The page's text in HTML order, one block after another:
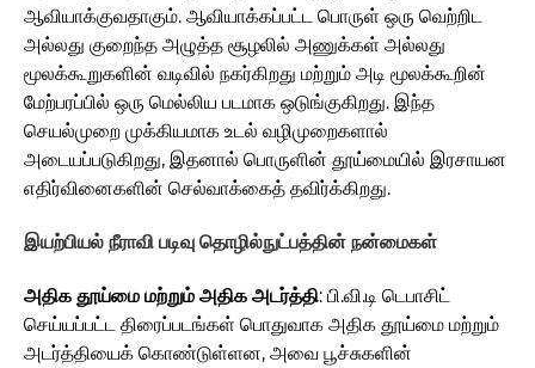
ஆவியாக்குவதாகும். ஆவியாக்கப்பட்ட பொருள் ஒரு வெற்றிட
அல்லது குறைந்த அழுத்த சூழலில் அணுக்கள் அல்லது
மூலக்கூறுகளின் வடிவில் நகர்கிறது மற்றும் அடி மூலக்கூறின்
மேற்பரப்பில் ஒரு மெல்லிய படமாக ஒடுங்குகிறது. இந்த
செயல்முறை முக்கியமாக உடல் வழிமுறைகளால்
அடையப்படுகிறது, இதனால் பொருளின் தூய்மையில் இரசாயன
எதிர்வினைகளின் செல்வாக்கைத் தவிர்க்கிறது.
இயற்பியல் நீராவி படிவு தொழில்நுட்பத்தின் நன்மைகள்
அதிக தூய்மை மற்றும் அதிக அடர்த்தி: பி.வி.டி டெபாசிட்
செய்யப்பட்ட திரைப்படங்கள் பொதுவாக அதிக தூய்மை மற்றும்
அடர்த்தியைக் கொண்டுள்ளன, அவை பூச்சுகளின்